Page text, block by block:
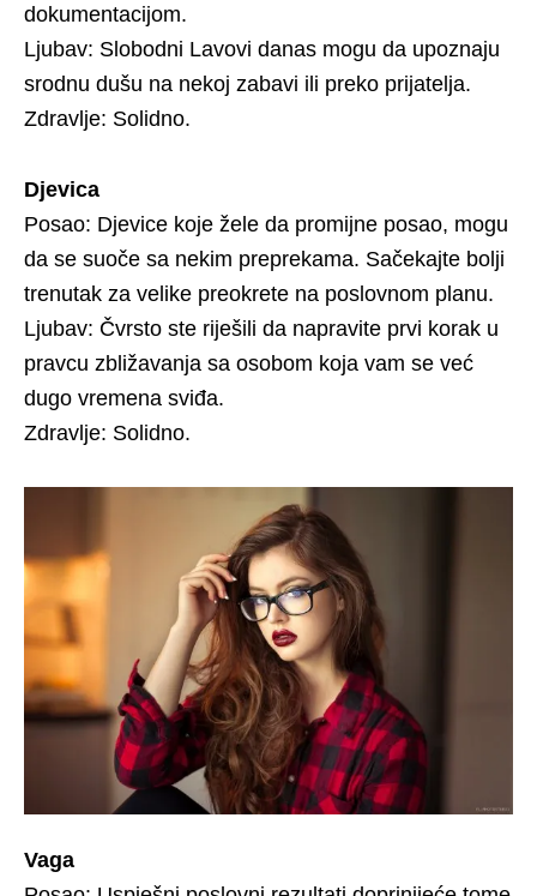
dokumentacijom.
Ljubav: Slobodni Lavovi danas mogu da upoznaju
srodnu dušu na nekoj zabavi ili preko prijatelja.
Zdravlje: Solidno.
Djevica
Posao: Djevice koje žele da promijne posao, mogu
da se suoče sa nekim preprekama. Sačekajte bolji
trenutak za velike preokrete na poslovnom planu.
Ljubav: Čvrsto ste riješili da napravite prvi korak u
pravcu zbližavanja sa osobom koja vam se već
dugo vremena sviđa.
Zdravlje: Solidno.
Vaga